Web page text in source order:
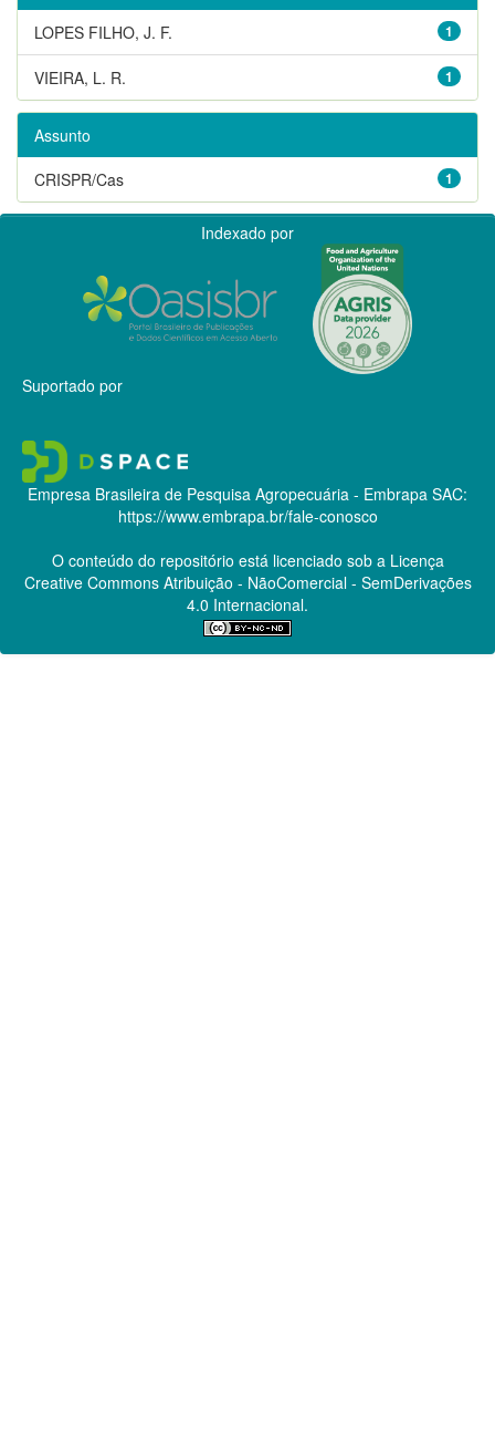
1
LOPES FILHO, J. F.
1
VIEIRA, L. R.
Assunto
1
CRISPR/Cas
Indexado por
Suportado por
Empresa Brasileira de Pesquisa Agropecuária - Embrapa SAC:
https://www.embrapa.br/fale-conosco
O conteúdo do repositório está licenciado sob a Licença
Creative CommonsAtribuição - NãoComercial - SemDerivações
4.0 Internacional.